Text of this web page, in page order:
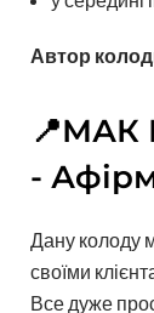
Автор
📍МАК
-
Дану колоду
своїми
Все дуже